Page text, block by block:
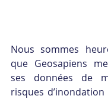
Nous sommes
que Geosapiens
ses données de
risques